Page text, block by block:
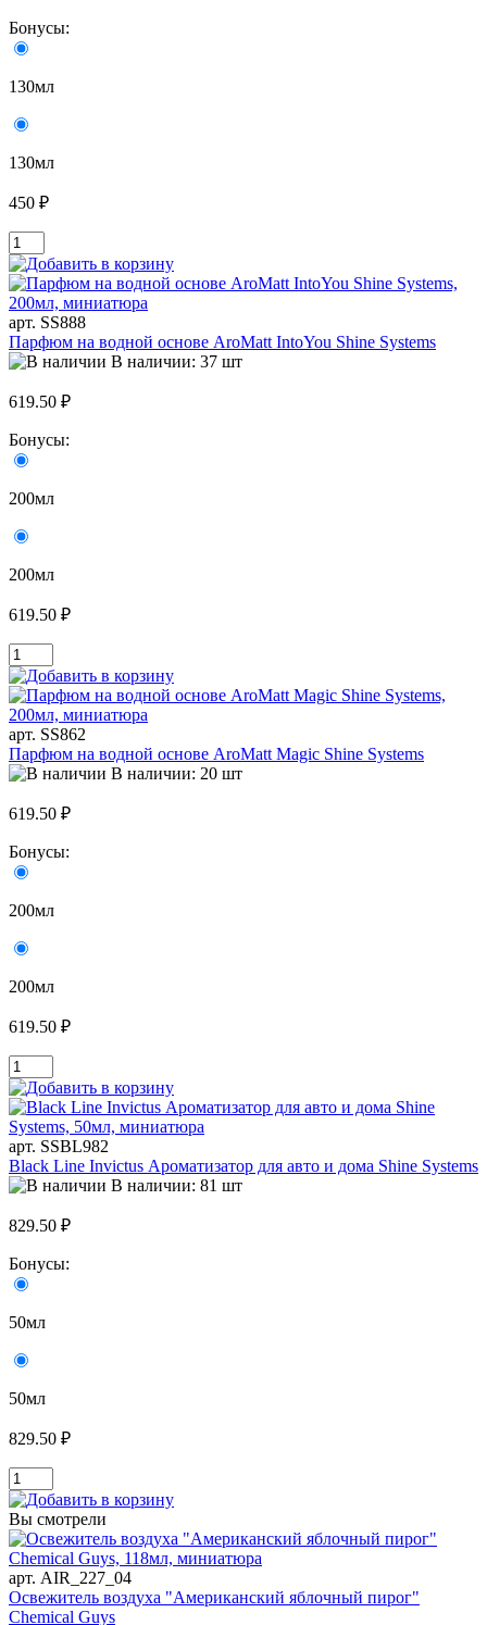
Бонусы:
130мл
130мл
450 ₽
арт. SS888
Парфюм на водной основе AroMatt IntoYou Shine Systems
В наличии: 37 шт
619.50 ₽
Бонусы:
200мл
200мл
619.50 ₽
арт. SS862
Парфюм на водной основе AroMatt Magic Shine Systems
В наличии: 20 шт
619.50 ₽
Бонусы:
200мл
200мл
619.50 ₽
арт. SSBL982
Black Line Invictus Ароматизатор для авто и дома Shine Systems
В наличии: 81 шт
829.50 ₽
Бонусы:
50мл
50мл
829.50 ₽
Вы смотрели
арт. AIR_227_04
Освежитель воздуха "Американский яблочный пирог"
Chemical Guys